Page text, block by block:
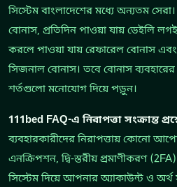
সিস্টেম বাংলাদেশের মধ্যে অন্যতম
বোনাস, প্রতিদিন পাওয়া যায় ডেইলি
করলে পাওয়া যায় রেফারেল বোনাস
সিজনাল বোনাস। তবে বোনাস ব্যবহারের
শর্তগুলো মনোযোগ দিয়ে পড়ুন।
111bed FAQ-এ নিরাপত্তা সংক্রান্ত
ব্যবহারকারীদের নিরাপত্তায় কোনো
এনক্রিপশন, দ্বি-স্তরীয় প্রমাণীকরণ
সিস্টেম দিয়ে আপনার অ্যাকাউন্ট ও